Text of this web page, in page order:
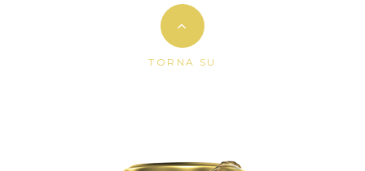
TORNA SU